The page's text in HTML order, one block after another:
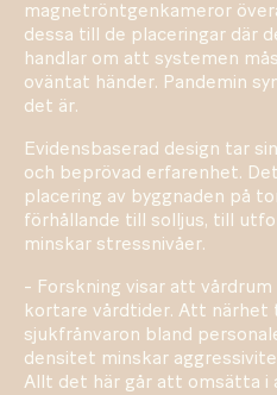
magnetröntgenkameror
dessa till de placeringar där
handlar om att systemen
oväntat händer. Pandemin
det är.
Evidensbaserad design tar
och beprövad erfarenhet.
placering av byggnaden på
förhållande till solljus, till
minskar stressnivåer.
- Forskning visar att
kortare vårdtider. Att närhet
sjukfrånvaron bland
densitet minskar
Allt det här går att omsätta i